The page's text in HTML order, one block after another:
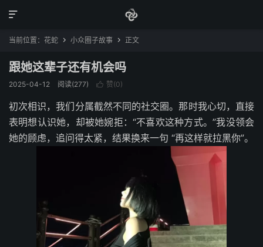

当前位置： 花蛇  小众圈子故事  正文
跟她这辈子还有机会吗
2025-04-12 阅读(277)  赞(0)
初次相识，我们分属截然不同的社交圈。那时我心切，直接
表明想认识她，却被她婉拒：“不喜欢这种方式。”我没领会
她的顾虑，追问得太紧，结果换来一句 “再这样就拉黑你”。